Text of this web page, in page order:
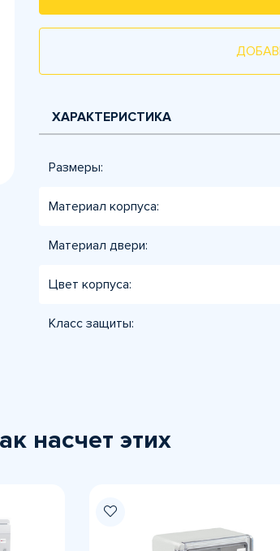
ХАРАКТЕРИСТИКА
Размеры:
Материал корпуса:
Материал двери:
Цвет корпуса:
Класс защиты:
насчет этих